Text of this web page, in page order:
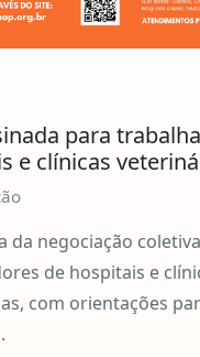
para
e clínicas
da negociação
de hospitais e
com orientações